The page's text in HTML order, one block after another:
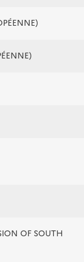
OF SOUTH